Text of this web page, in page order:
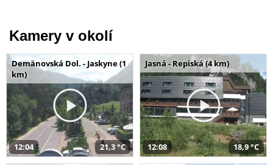
Kamery v okolí
Demänovská Dol. - Jaskyne (1
km)
12:04 21,3 °C
Jasná - Repiská (4 km)
12:08 18,9 °C